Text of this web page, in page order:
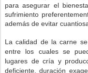
para asegurar el
sufrimiento
además de evitar
La calidad de la carne
entre los cuales se
lugares de cría y
deficiente, duración